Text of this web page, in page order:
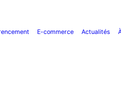
E-commerce Actualités